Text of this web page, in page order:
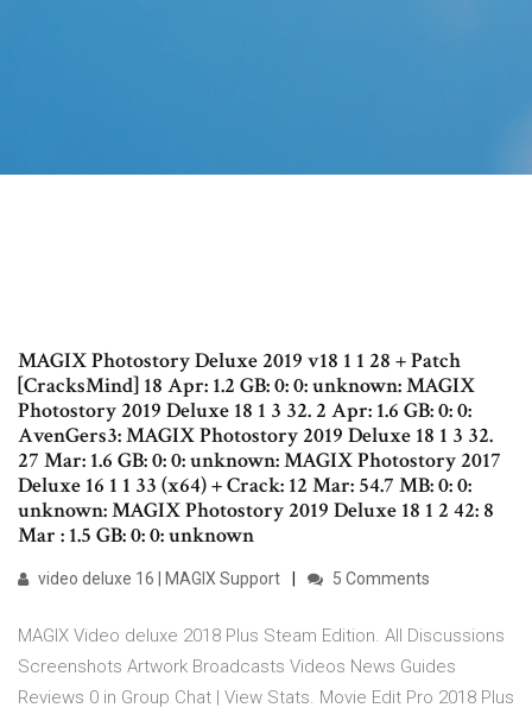
MAGIX Photostory Deluxe 2019 v18 1 1 28 + Patch
[CracksMind] 18 Apr: 1.2 GB: 0: 0: unknown: MAGIX
Photostory 2019 Deluxe 18 1 3 32. 2 Apr: 1.6 GB: 0: 0:
AvenGers3: MAGIX Photostory 2019 Deluxe 18 1 3 32.
27 Mar: 1.6 GB: 0: 0: unknown: MAGIX Photostory 2017
Deluxe 16 1 1 33 (x64) + Crack: 12 Mar: 54.7 MB: 0: 0:
unknown: MAGIX Photostory 2019 Deluxe 18 1 2 42: 8
Mar : 1.5 GB: 0: 0: unknown
video deluxe 16 | MAGIX Support 5 Comments
MAGIX Video deluxe 2018 Plus Steam Edition. All Discussions
Screenshots Artwork Broadcasts Videos News Guides
Reviews 0 in Group Chat | View Stats. Movie Edit Pro 2018 Plus